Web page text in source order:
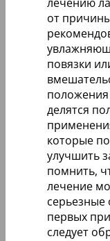
лечению
от
повязки
делятся
которые
улучшить
помнить,
лечение
серьезные
первых
следует